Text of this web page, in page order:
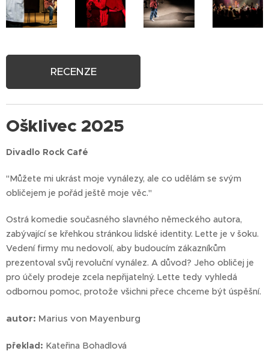
RECENZE
Ošklivec 2025
Divadlo Rock Café
"Můžete mi ukrást moje vynálezy, ale co udělám se svým
obličejem je pořád ještě moje věc."
Ostrá komedie současného slavného německého autora,
zabývající se křehkou stránkou lidské identity. Lette je v šoku.
Vedení firmy mu nedovolí, aby budoucím zákazníkům
prezentoval svůj revoluční vynález. A důvod? Jeho obličej je
pro účely prodeje zcela nepřijatelný. Lette tedy vyhledá
odbornou pomoc, protože všichni přece chceme být úspěšní.
autor: Marius von Mayenburg
překlad: Kateřina Bohadlová